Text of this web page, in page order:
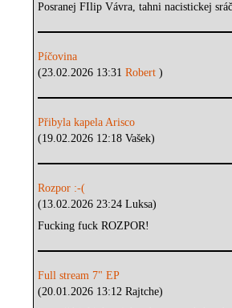
Posranej FIlip Vávra, tahni nacistickej
Píčovina
(23.02.2026 13:31Robert)
Přibyla kapela Arisco
(19.02.2026 12:18 Vašek)
Rozpor :-(
(13.02.2026 23:24 Luksa)
Fucking fuck ROZPOR!
Full stream 7" EP
(20.01.2026 13:12 Rajtche)